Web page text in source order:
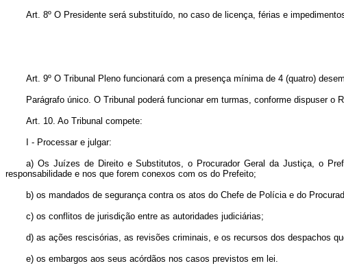
Art. 8º O Presidente será substituído, no caso de licença, férias e
Art. 9º O Tribunal Pleno funcionará com a presença mínima de 4 (quatro)
Parágrafo único. O Tribunal poderá funcionar em turmas, conforme dispuser o
Art. 10. Ao Tribunal compete:
I - Processar e julgar:
a) Os Juízes de Direito e Substitutos, o Procurador Geral da Justiça, o
responsabilidade e nos que forem conexos com os do Prefeito;
b) os mandados de segurança contra os atos do Chefe de Polícia e do
c) os conflitos de jurisdição entre as autoridades judiciárias;
d) as ações rescisórias, as revisões criminais, e os recursos dos despachos
e) os embargos aos seus acórdãos nos casos previstos em lei.